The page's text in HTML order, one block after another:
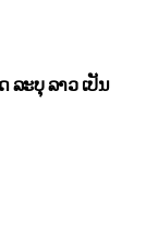
ລະບຸ ລາວ ເປັນ